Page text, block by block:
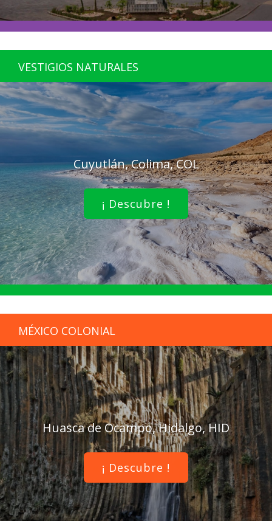
VESTIGIOS NATURALES
Cuyutlán, Colima, COL
¡ Descubre !
MÉXICO COLONIAL
Huasca de Ocampo, Hidalgo, HID
¡ Descubre !